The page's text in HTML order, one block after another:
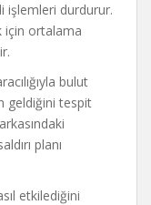
işlemleri durdurur.
için ortalama
bulut
geldiğini tespit
planı
etkilediğini